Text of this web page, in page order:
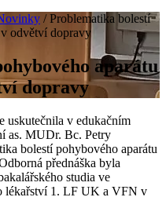
/Problematika bolestí
v odvětví dopravy
aparátu
dopravy
uskutečnila v edukačním
as. MUDr. Bc. Petry
bolestí pohybového aparátu
přednáška byla
studia ve
lékařství 1. LF UK a VFN v